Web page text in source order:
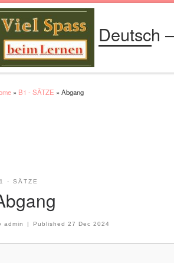
Deutsch
» B1 - SÄTZE » Abgang
- SÄTZE
admin | Published27 Dec 2024